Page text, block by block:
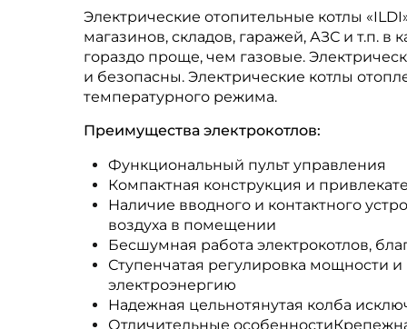
Электрические отопительные котлы
магазинов, складов, гаражей, АЗС и т.п.
гораздо проще, чем газовые.
и безопасны. Электрические котлы
температурного режима.
Преимущества электрокотлов:
Функциональный пульт управления
Компактная конструкция и
Наличие вводного и контактного
воздуха в помещении
Бесшумная работа электрокотлов,
Ступенчатая регулировка мощности
электроэнергию
Надежная цельнотянутая колба
Отличительные